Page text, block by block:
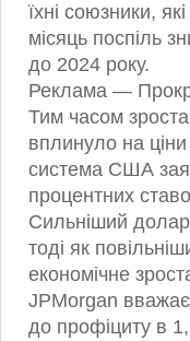
їхні союзники,
місяць поспіль
до 2024 року.
Реклама —
Тим часом
вплинуло на
система США
процентних
Сильніший
тоді як
економічне
JPMorgan
до профіциту в